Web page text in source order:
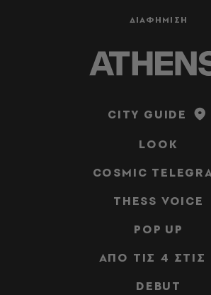
ΔΙΑΦΗΜΙΣΗ
CITY GUIDE
LOOK
COSMIC
THESS VOICE
POP UP
ΑΠΟ ΤΙΣ 4 ΣΤΙΣ
DEBUT